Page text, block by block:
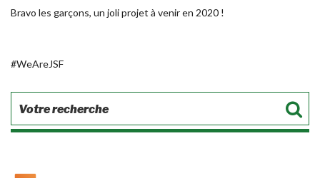
Bravo les garçons, un joli projet à venir en 2020 !
#WeAreJSF